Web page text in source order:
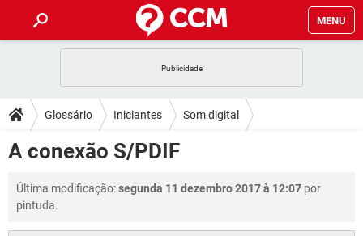
MENU
CELULAR FACEBOOK
OUTLOOK
GUIA DE COMPRAS
DICAS
JOGOS
CELULAR
OUTLOOK EXCEL
DOWNLOADS
CELULAR
OUTLOOK EXCEL
FÓRUM
GLOSSÁRIO
Glossário Iniciantes Som digital
A conexão S/PDIF
Última modificação:segunda 11 dezembro 2017 à 12:07 por
pintuda.